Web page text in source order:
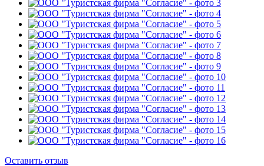
Оставить отзыв